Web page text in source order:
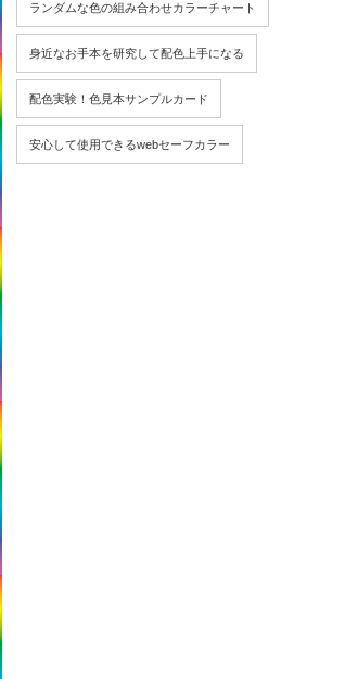
ランダムな色の組み合わせカラーチャート
身近なお手本を研究して配色上手になる
配色実験！色見本サンプルカード
安心して使用できるwebセーフカラー